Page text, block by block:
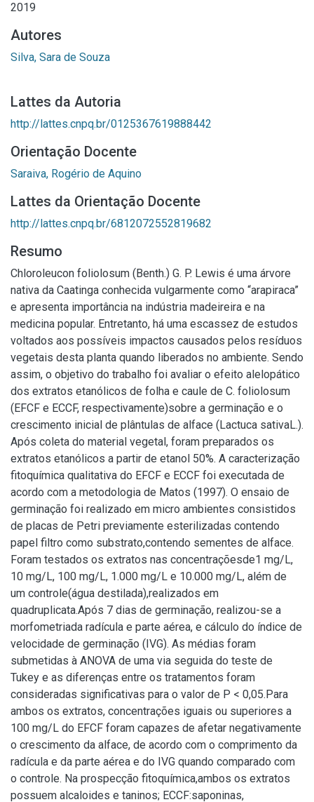
2019
Autores
Silva, Sara de Souza
Lattes da Autoria
http://lattes.cnpq.br/0125367619888442
Orientação Docente
Saraiva, Rogério de Aquino
Lattes da Orientação Docente
http://lattes.cnpq.br/6812072552819682
Resumo
Chloroleucon foliolosum (Benth.) G. P. Lewis é uma árvore
nativa da Caatinga conhecida vulgarmente como “arapiraca”
e apresenta importância na indústria madeireira e na
medicina popular. Entretanto, há uma escassez de estudos
voltados aos possíveis impactos causados pelos resíduos
vegetais desta planta quando liberados no ambiente. Sendo
assim, o objetivo do trabalho foi avaliar o efeito alelopático
dos extratos etanólicos de folha e caule de C. foliolosum
(EFCF e ECCF, respectivamente)sobre a germinação e o
crescimento inicial de plântulas de alface (Lactuca sativaL.).
Após coleta do material vegetal, foram preparados os
extratos etanólicos a partir de etanol 50%. A caracterização
fitoquímica qualitativa do EFCF e ECCF foi executada de
acordo com a metodologia de Matos (1997). O ensaio de
germinação foi realizado em micro ambientes consistidos
de placas de Petri previamente esterilizadas contendo
papel filtro como substrato,contendo sementes de alface.
Foram testados os extratos nas concentraçõesde1 mg/L,
10 mg/L, 100 mg/L, 1.000 mg/L e 10.000 mg/L, além de
um controle(água destilada),realizados em
quadruplicata.Após 7 dias de germinação, realizou-se a
morfometriada radícula e parte aérea, e cálculo do índice de
velocidade de germinação (IVG). As médias foram
submetidas à ANOVA de uma via seguida do teste de
Tukey e as diferenças entre os tratamentos foram
consideradas significativas para o valor de P < 0,05.Para
ambos os extratos, concentrações iguais ou superiores a
100 mg/L do EFCF foram capazes de afetar negativamente
o crescimento da alface, de acordo com o comprimento da
radícula e da parte aérea e do IVG quando comparado com
o controle. Na prospecção fitoquímica,ambos os extratos
possuem alcaloides e taninos; ECCF:saponinas,